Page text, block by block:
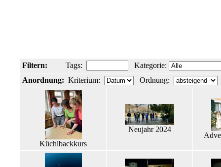
Filtern: Tags:
Kategorie:
Anordnung: Kriterium: Ordnung:
Küchlbackkurs
Neujahr 2024